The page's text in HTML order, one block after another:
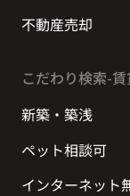
不動産売却
こだわり検索-賃
新築・築浅
ペット相談可
インターネット